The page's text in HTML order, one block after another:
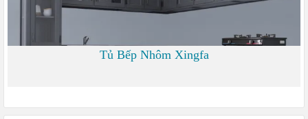
Tủ Bếp Nhôm Xingfa
0 đ